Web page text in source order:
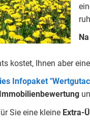
kostet, Ihnen aber
Infopaket
Immobilienbewertung
Sie eine kleine Extra-